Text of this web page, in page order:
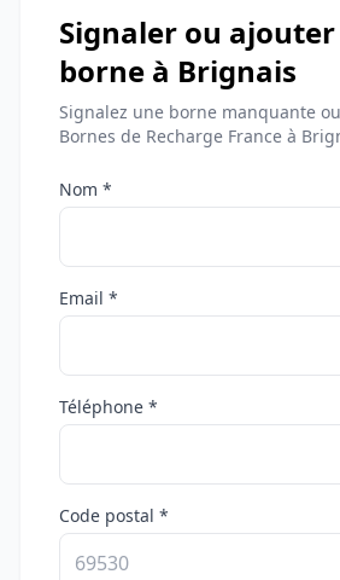
Signaler ou
borne à Brignais
Signalez une borne manquante
Bornes de Recharge France à
Nom *
Email *
Téléphone *
Code postal *